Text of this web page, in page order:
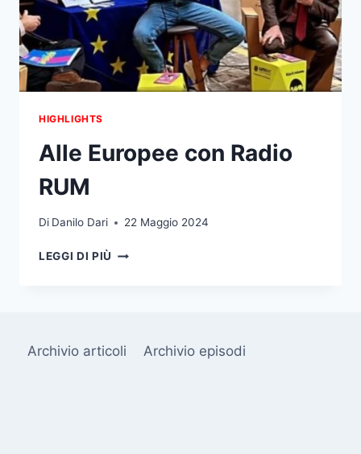
HIGHLIGHTS
Alle Europee con Radio
RUM
Di Danilo Dari 22 Maggio 2024
LEGGI DI PIÙ ALLE
Archivio articoli Archivio episodi